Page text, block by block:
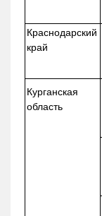
Краснодарский
край
Курганская
область